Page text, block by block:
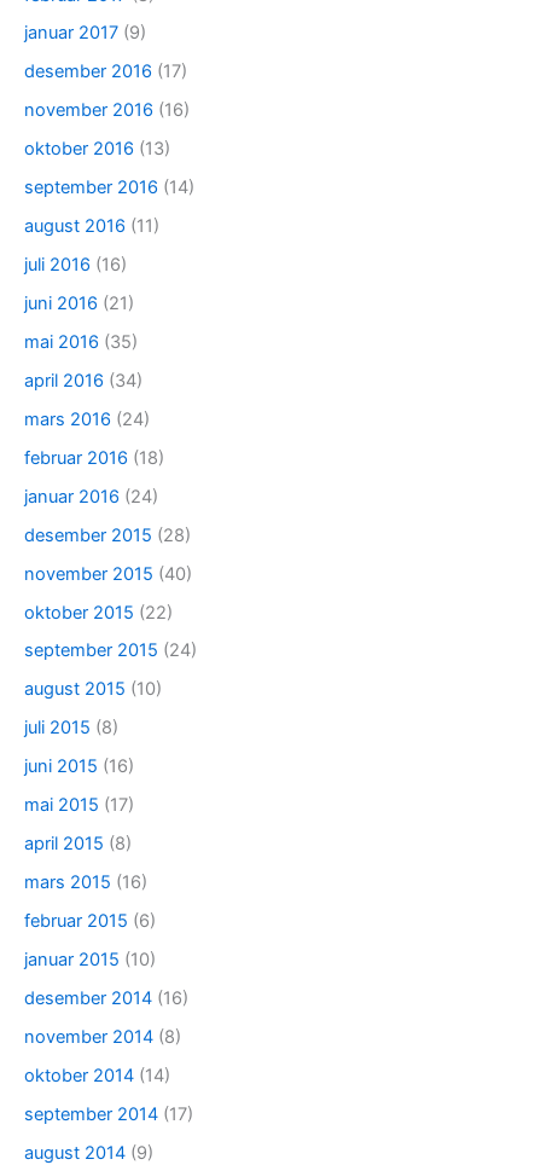
januar 2017 (9)
desember 2016 (17)
november 2016 (16)
oktober 2016 (13)
september 2016 (14)
august 2016 (11)
juli 2016 (16)
juni 2016 (21)
mai 2016 (35)
april 2016 (34)
mars 2016 (24)
februar 2016 (18)
januar 2016 (24)
desember 2015 (28)
november 2015 (40)
oktober 2015 (22)
september 2015 (24)
august 2015 (10)
juli 2015 (8)
juni 2015 (16)
mai 2015 (17)
april 2015 (8)
mars 2015 (16)
februar 2015 (6)
januar 2015 (10)
desember 2014 (16)
november 2014 (8)
oktober 2014 (14)
september 2014 (17)
august 2014 (9)